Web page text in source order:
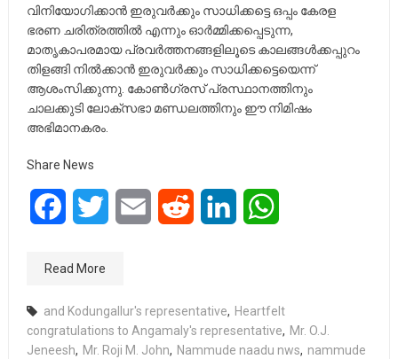
വിനിയോഗിക്കാൻ ഇരുവർക്കും സാധിക്കട്ടെ ഒപ്പം കേരള
ഭരണ ചരിത്രത്തിൽ എന്നും ഓർമ്മിക്കപ്പെടുന്ന,
മാതൃകാപരമായ പ്രവർത്തനങ്ങളിലൂടെ കാലങ്ങൾക്കപ്പുറം
തിളങ്ങി നിൽക്കാൻ ഇരുവർക്കും സാധിക്കട്ടെയെന്ന്
ആശംസിക്കുന്നു. കോൺഗ്രസ് പ്രസ്ഥാനത്തിനും
ചാലക്കുടി ലോക്‌സഭാ മണ്ഡലത്തിനും ഈ നിമിഷം
അഭിമാനകരം.
Share News
FacebookTwitter Email Reddit LinkedIn
Read More
and Kodungallur's representative, Heartfelt
congratulations to Angamaly's representative, Mr. O.J.
Jeneesh, Mr. Roji M. John, Nammude naadu nws, nammude